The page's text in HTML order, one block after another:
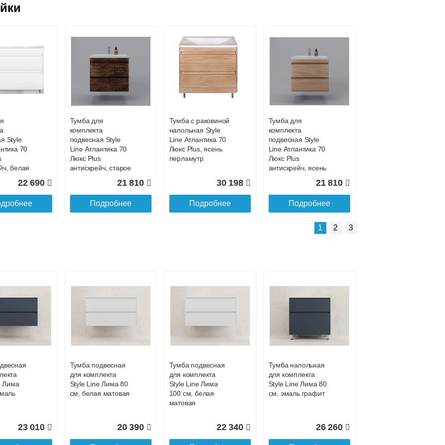
области
до подъезда
Подробнее о доставке
как при доставке, так и самовывозом
Web-money, Qiwi-кошельки и другие).
с НДС)подробнее...
Подробнее об оплате
Style
70
белая
22 690
Тумба для
комплекта
подвесная Style
Line Атлантика 70
Люкс Plus
антискрейч, старое
21 810
Подробнее
Тумба с раковиной
напольная Style
Line Атлантика 70
Люкс Plus, ясень
перламутр
30 198
Подробнее
Тумба для
комплекта
подвесная Style
Line Атлантика 70
Люкс Plus
антискрейч, ясень
21 810
Подробнее
35
с
корзиной
Line Атлантика 35
L Люкс Plus с
бельевой корзиной
28 710
комплекта
подвесная Style
Line Атлантика 70
антискрейч, белая
Подробнее
L Люкс Plus с
бельевой корзиной
28 710
Подробнее
1 2 3
Лима
23 010
Тумба подвесная
для комплекта
Style Line Лима 80
см, белая матовая
20 390
Тумба подвесная
для комплекта
Style Line Лима
100 см, белая
матовая
22 340
Тумба напольная
для комплекта
Style Line Лима 80
см, эмаль графит
26 260